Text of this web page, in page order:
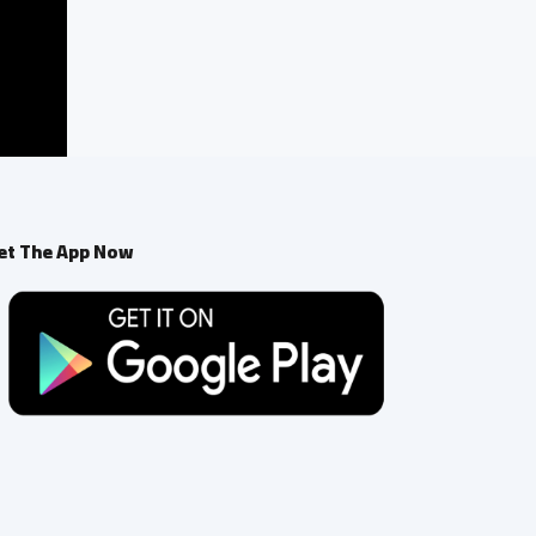
The App Now